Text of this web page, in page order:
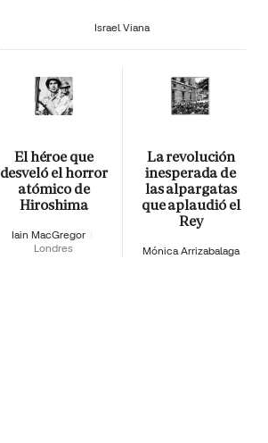
Israel Viana
El héroe que
desveló el horror
atómico de
Hiroshima
Iain MacGregor
Londres
La revolución
inesperada de
las alpargatas
que aplaudió el
Rey
Mónica Arrizabalaga